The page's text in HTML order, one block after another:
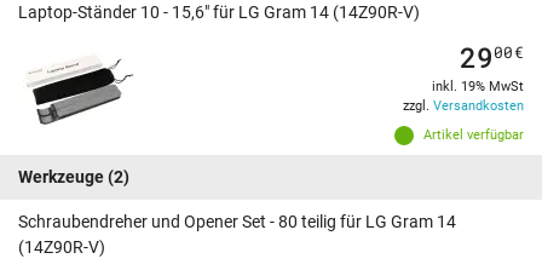
Laptop-Ständer 10 - 15,6" für LG Gram 14 (14Z90R-V)
Artikel verfügbar
2900€
inkl. 19% MwSt
zzgl. Versandkosten
Werkzeuge(2)
Schraubendreher und Opener Set - 80 teilig für LG Gram 14
(14Z90R-V)